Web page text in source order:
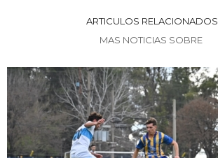
ARTICULOS RELACIONADOS
MAS NOTICIAS SOBRE